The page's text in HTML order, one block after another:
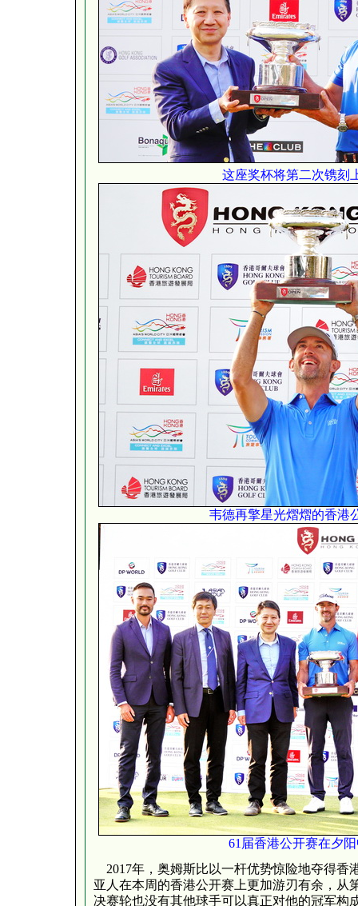
这座奖杯将第二次镌刻
韦德再擎星光熠熠的香港
61届香港公开赛在夕
2017年，奥姆斯比以一杆优势惊险地夺得香
亚人在本周的香港公开赛上更加游刃有余，从
决赛轮也没有其他球手可以真正对他的冠军构